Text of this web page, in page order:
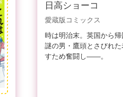
日高ショーコ
愛蔵版コミックス
時は明治末。英国から帰
謎の男・鷹頭とさびれ
すため奮闘し――。